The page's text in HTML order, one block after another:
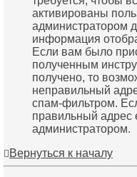
активированы
администратором
информация
Если вам было
полученным
получено, то
неправильный
спам-фильтром.
правильный адрес
администратором.
Вернуться к началу